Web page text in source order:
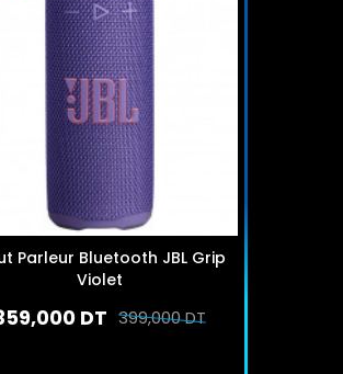
Parleur Bluetooth JBL Grip
Violet
399,000 DT
DT